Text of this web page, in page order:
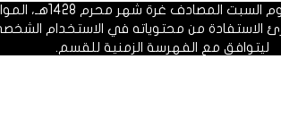
محرم 1428هـ، الموافق العشرون من شهر يناير 2007م.
الاستفادة من محتوياته في الاستخدام
ليتوافق مع الفهرسة الزمنية للقسم.